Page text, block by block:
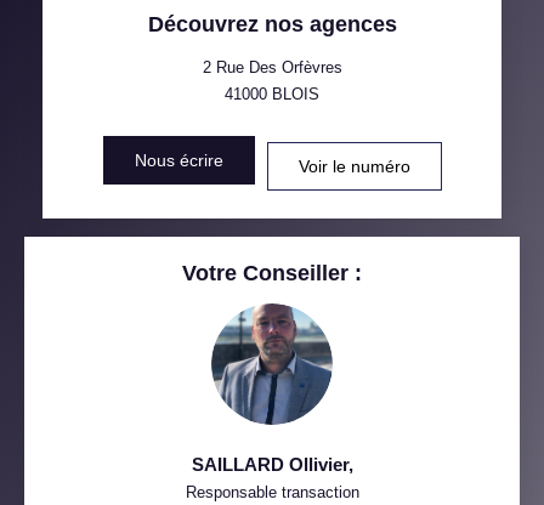
PART DES MÉNAGES SANS
VOITURE
ECOLES ET CRÈCHES
Découvrez nos agences
2 Rue Des Orfèvres
41000 BLOIS
Nous écrire Voir le numéro
Votre Conseiller :
SAILLARD Ollivier,
Responsable transaction